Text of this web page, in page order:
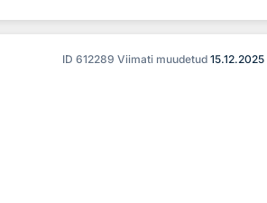
ID 612289 Viimati muudetud 15.12.2025